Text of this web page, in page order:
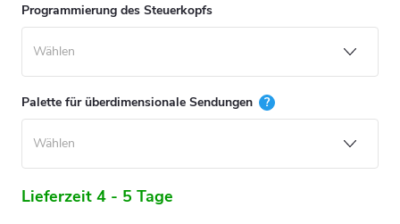
Programmierung des Steuerkopfs
Palette für überdimensionale Sendungen ?
Lieferzeit 4 - 5 Tage